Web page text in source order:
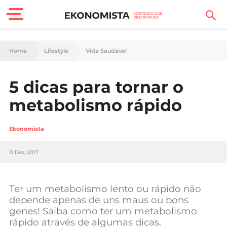
Finanças Pessoais
Carreira
Tecnologia
Negócios
Home Lifestyle Vida Saudável
5 dicas para tornar o
metabolismo rápido
Ekonomista
11 Dez, 2017
Ter um metabolismo lento ou rápido não
depende apenas de uns maus ou bons
genes! Saiba como ter um metabolismo
rápido através de algumas dicas.